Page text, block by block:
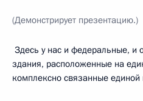
(Демонстрирует презентацию.)
Здесь у нас и федеральные, и
здания, расположенные на
комплексно связанные единой